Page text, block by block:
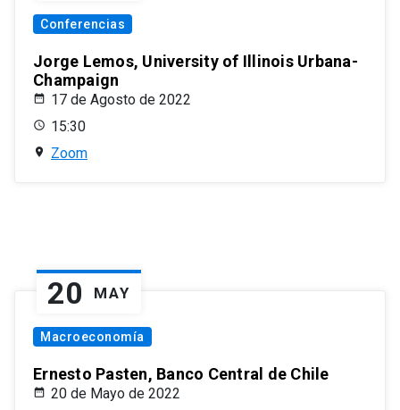
Conferencias
Jorge Lemos, University of Illinois Urbana-
Champaign
17 de Agosto de 2022
15:30
Zoom
20 MAY
Macroeconomía
Ernesto Pasten, Banco Central de Chile
20 de Mayo de 2022